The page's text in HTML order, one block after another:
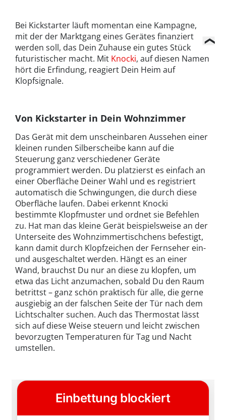
Bei Kickstarter läuft momentan eine Kampagne,
mit der der Marktgang eines Gerätes finanziert
werden soll, das Dein Zuhause ein gutes Stück
futuristischer macht. Mit Knocki, auf diesen Namen
hört die Erfindung, reagiert Dein Heim auf
Klopfsignale.
Von Kickstarter in Dein Wohnzimmer
Das Gerät mit dem unscheinbaren Aussehen einer
kleinen runden Silberscheibe kann auf die
Steuerung ganz verschiedener Geräte
programmiert werden. Du platzierst es einfach an
einer Oberfläche Deiner Wahl und es registriert
automatisch die Schwingungen, die durch diese
Oberfläche laufen. Dabei erkennt Knocki
bestimmte Klopfmuster und ordnet sie Befehlen
zu. Hat man das kleine Gerät beispielsweise an der
Unterseite des Wohnzimmertischchens befestigt,
kann damit durch Klopfzeichen der Fernseher ein-
und ausgeschaltet werden. Hängt es an einer
Wand, brauchst Du nur an diese zu klopfen, um
etwa das Licht anzumachen, sobald Du den Raum
betrittst – ganz schön praktisch für alle, die gerne
ausgiebig an der falschen Seite der Tür nach dem
Lichtschalter suchen. Auch das Thermostat lässt
sich auf diese Weise steuern und leicht zwischen
bevorzugten Temperaturen für Tag und Nacht
umstellen.